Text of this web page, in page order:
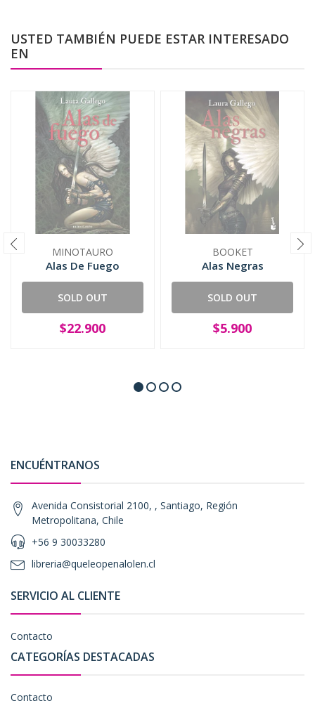
USTED TAMBIÉN PUEDE ESTAR INTERESADO
EN
MINOTAURO
Alas De Fuego
SOLD OUT
$22.900
BOOKET
Alas Negras
SOLD OUT
$5.900
ENCUÉNTRANOS
Avenida Consistorial 2100, , Santiago, Región
Metropolitana, Chile
+56 9 30033280
libreria@queleopenalolen.cl
SERVICIO AL CLIENTE
Contacto
CATEGORÍAS DESTACADAS
Contacto